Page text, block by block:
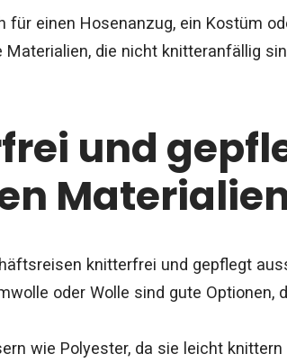
für einen Hosenanzug, ein Kostüm
die nicht knitteranfällig
und
knitterfrei und gepflegt
oder Wolle sind gute Optionen,
wie Polyester, da sie leicht